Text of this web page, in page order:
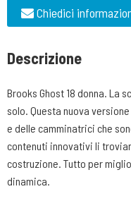
Chiedici
Descrizione
Brooks Ghost 18 donna. La
solo. Questa nuova
e delle camminatrici che
contenuti innovativi li
costruzione. Tutto per
dinamica.